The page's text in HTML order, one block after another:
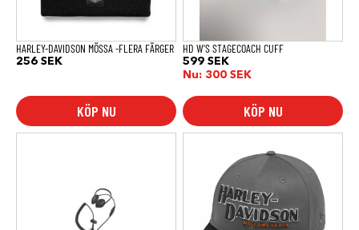
HARLEY-DAVIDSON MÖSSA -FLERA FÄRGER
256 SEK
KÖP NU
väljas
produktsidan
HD W’S STAGECOACH CUFF
599 SEK
Nu: 300 SEK
KÖP NU